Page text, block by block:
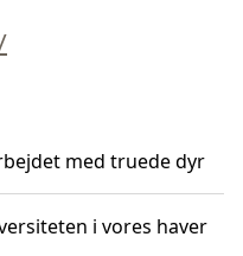
med truede dyr
i vores haver